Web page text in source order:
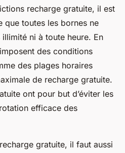
recharge gratuite, il est
que toutes les bornes ne
ni à toute heure. En
des conditions
des plages horaires
de recharge gratuite.
ont pour but d’éviter les
efficace des
gratuite, il faut aussi